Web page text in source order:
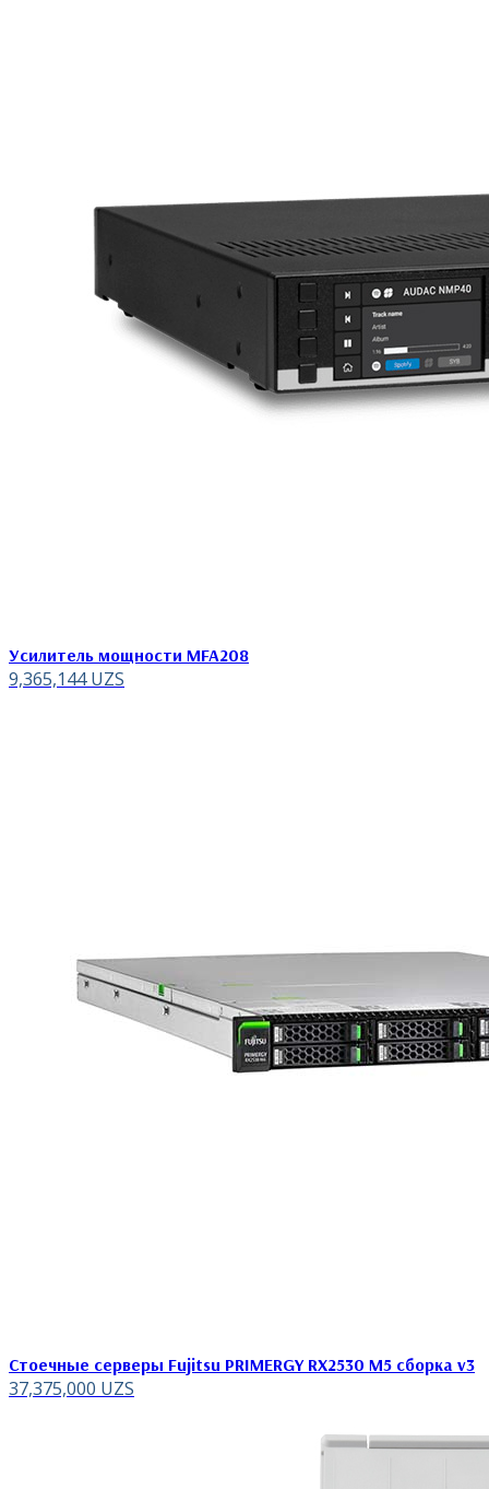
Усилитель мощности MFA208
9,365,144UZS
Стоечные серверы Fujitsu PRIMERGY RX2530 M5 сборка v3
37,375,000 UZS